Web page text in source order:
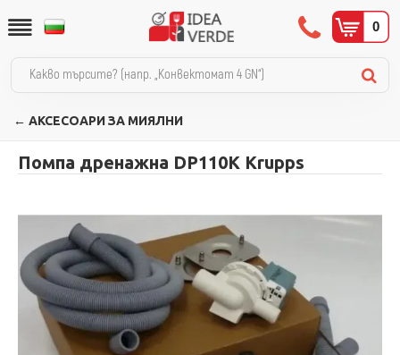
0
← АКСЕСОАРИ ЗА МИЯЛНИ
Помпа дренажна DP110K Krupps